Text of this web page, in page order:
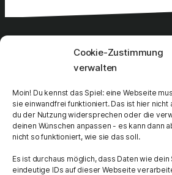
Cookie-Zustimmung
verwalten
Moin! Du kennst das Spiel: eine Webseite
sie einwandfrei funktioniert. Das ist hier nicht
du der Nutzung widersprechen oder die
deinen Wünschen anpassen - es kann dann
nicht so funktioniert, wie sie das soll.
Es ist durchaus möglich, dass Daten wie
eindeutige IDs auf dieser Webseite
28